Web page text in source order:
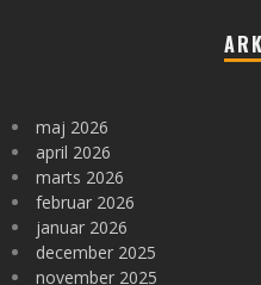
maj 2026
april 2026
marts 2026
februar 2026
januar 2026
december 2025
november 2025